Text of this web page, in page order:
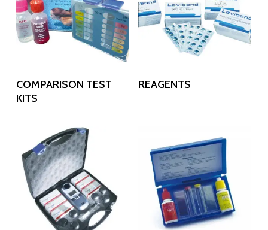
Read More
COMPARISON TEST
KITS
Read More
REAGENTS